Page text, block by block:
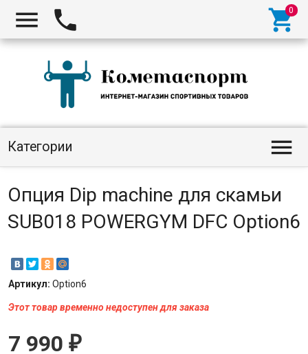
  
Категории 
Опция Dip machine для скамьи
SUB018 POWERGYM DFC Option6
Артикул: Option6
Этот товар временно недоступен для заказа
7 990 ₽